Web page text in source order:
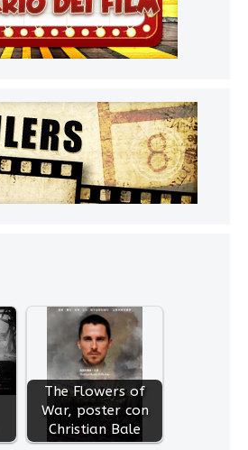
The Flowers of
War, poster con
Christian Bale